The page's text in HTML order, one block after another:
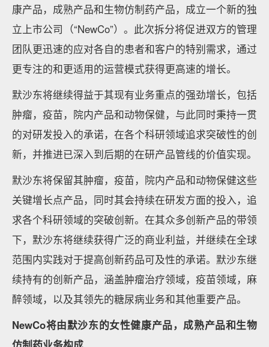
康产品，成熟产品和生物仿制药产品，成立一个新的独
立上市公司（“NewCo”）。此次拆分将促进双方的管理
团队更迅速的应对各自的患者和客户的特别需求，通过
更专注的和更适用的运营模式获得更高速的增长。
默沙东将继续得益于其现有业务重点的强劲增长，包括
肿瘤，疫苗，院内产品和动物保健，与此同时秉持一贯
的对研发投入的承诺，在各个科研领域追求突破性的创
新，并推进已深入到后期的在研产品管线的价值实现。
默沙东将保留其肿瘤，疫苗，院内产品和动物保健这些
关键增长点产品，同时其会持续在研发方面的投入，追
求各个科研领域的突破创新。在其众多创新产品的带领
下，默沙东将继续获得广泛的商业利益，并继续在全球
范围内实践对于提高创新药品可及性的承诺。默沙东继
续持有的创新产品，涵盖肿瘤治疗领域，疫苗领域，麻
醉领域，以及其领先的糖尿病业务和其他重要产品。
NewCo将由默沙东的女性健康产品，成熟产品和生物